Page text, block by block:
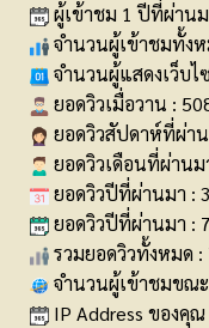
ผู้เข้าชม 1 ปีที่ผ่าน
จำนวนผู้เข้าชมทั้ง
จำนวนผู้แสดงเว็บไ
ยอดวิวเมื่อวาน :
ยอดวิวสัปดาห์ที่ผ่า
ยอดวิวเดือนที่ผ่านม
ยอดวิวปีที่ผ่านมา :
ยอดวิวปีที่ผ่านมา :
รวมยอดวิวทั้งหมด :
จำนวนผู้เข้าชมขณ
IP Address ของคุ